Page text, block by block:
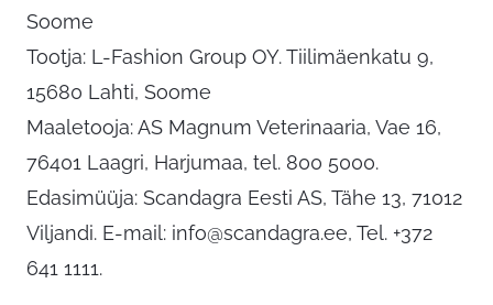
Soome
Tootja: L-Fashion Group OY. Tiilimäenkatu 9,
15680 Lahti, Soome
Maaletooja: AS Magnum Veterinaaria, Vae 16,
76401 Laagri, Harjumaa, tel. 800 5000.
Edasimüüja: Scandagra Eesti AS, Tähe 13, 71012
Viljandi. E-mail: info@scandagra.ee, Tel. +372
641 1111.